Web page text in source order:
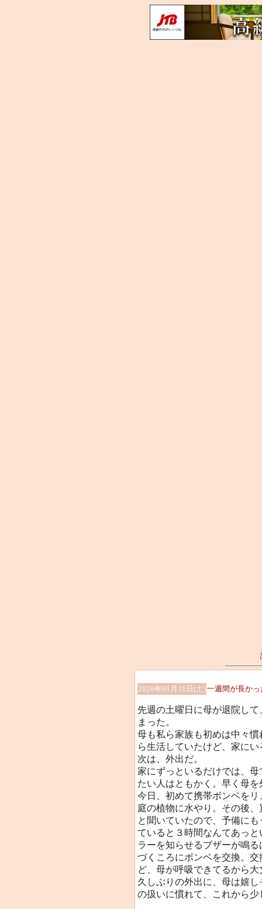
2026年01月31日(土)一週間が長かっ
先週の土曜日に母が退院し
まった。
母も私ら家族も初めは中々
ら生活していたけど、家に
次は、外出だ。
家にずっといるだけでは、
たい人はともかく。早く母
今日、初めて携帯ボンベを
庭の植物に水やり。その後
と聞いていたので、予備に
ていると３時間なんてあっ
ラーを知らせるブザーが鳴
づくころにボンベを交換。
ど、母が呼吸できてるから大
久しぶりの外出に、母は嬉
の扱いに慣れて、これから